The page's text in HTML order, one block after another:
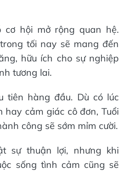
cơ hội mở rộng quan hệ.
tối nay sẽ mang đến
hữu ích cho sự nghiệp
tương lai.
tiên hàng đầu. Dù có lúc
hay cảm giác cô đơn, Tuổi
công sẽ sớm mỉm cười.
sự thuận lợi, nhưng khi
sống tình cảm cũng sẽ